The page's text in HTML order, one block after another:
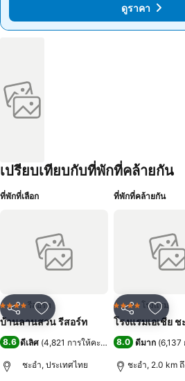
ดูราคา
ดูราคา
เปรียบเทียบกับที่พักที่คล้ายกัน
ที่พักที่เลือก
แชร์ เพิ่มในรายการโปรด
4 ดาว รีสอร์ท
บ้านลานสวน รีสอร์ท
8.6 ดีเลิศ (4,821 การให้คะแนน)
ชะอำ, ประเทศไทย
ที่พักที่คล้ายกัน
แชร์ เพิ่มใ
4 ดาว โรงแรม
โรงแรมเอเชีย ช
8.0 ดีมาก (6,137
ชะอำ, 2.0 km ถึ